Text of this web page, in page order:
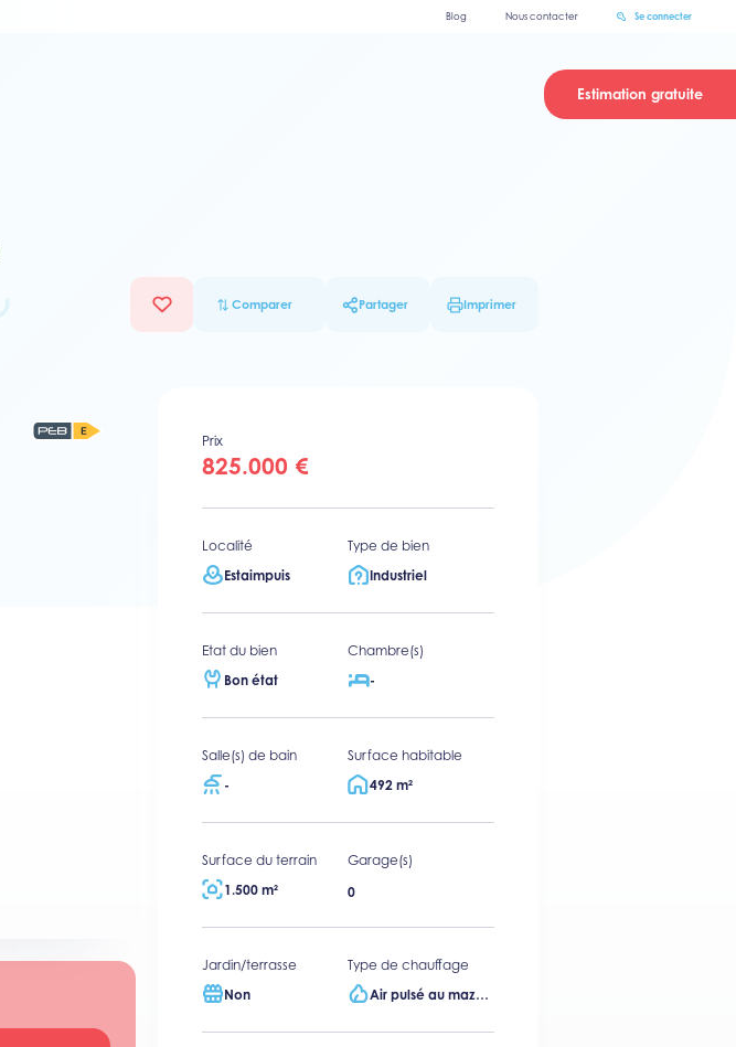
Blog Nous contacter Se connecter
Estimation gratuite
Comparer Partager Imprimer
Prix
825.000 €
Localité
Estaimpuis
Type de bien
Industriel
Etat du bien
Bon état
Chambre(s)
-
Salle(s) de bain
-
Surface habitable
492 m²
Surface du terrain
1.500 m²
Garage(s)
0
Jardin/terrasse
Non
Type de chauffage
Air pulsé au mazout